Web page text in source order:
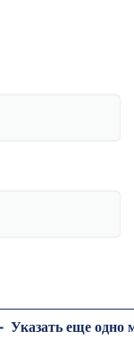
Указать еще одно